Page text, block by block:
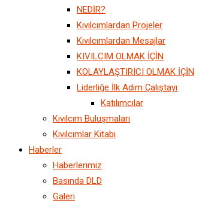
NEDİR?
Kıvılcımlardan Projeler
Kıvılcımlardan Mesajlar
KIVILCIM OLMAK İÇİN
KOLAYLAŞTIRICI OLMAK İÇİN
Liderliğe İlk Adım Çalıştayı
Katılımcılar
Kıvılcım Buluşmaları
Kıvılcımlar Kitabı
Haberler
Haberlerimiz
Basında DLD
Galeri